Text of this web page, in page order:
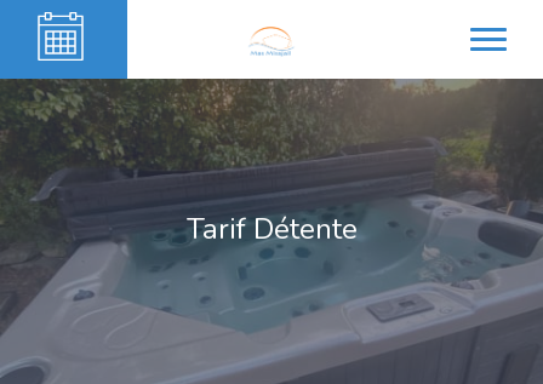
Tarif Détente